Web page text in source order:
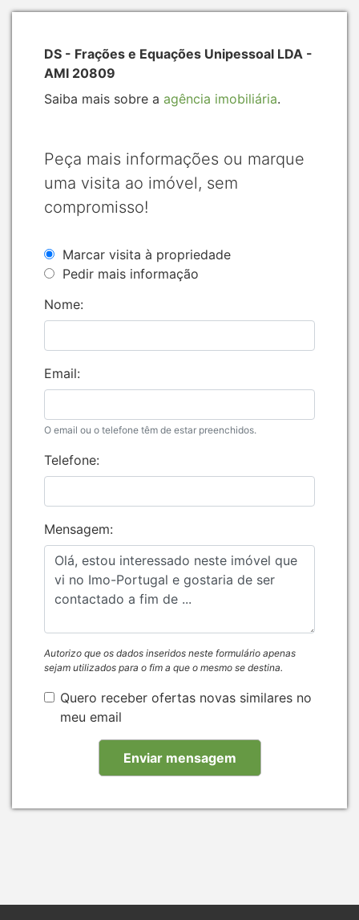
DS - Frações e Equações Unipessoal LDA -
AMI 20809
Saiba mais sobre a agência imobiliária.
Peça mais informações ou marque
uma visita ao imóvel, sem
compromisso!
Marcar visita à propriedade
Pedir mais informação
Nome:
Email:
O email ou o telefone têm de estar preenchidos.
Telefone:
Mensagem:
Autorizo que os dados inseridos neste formulário apenas
sejam utilizados para o fim a que o mesmo se destina.
Quero receber ofertas novas similares no
meu email